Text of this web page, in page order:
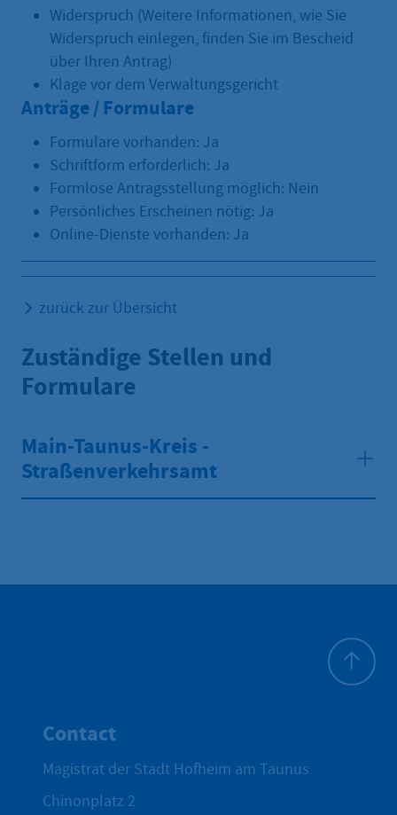
Widerspruch (Weitere Informationen, wie Sie
Widerspruch einlegen, finden Sie im Bescheid
über Ihren Antrag)
Klage vor dem Verwaltungsgericht
Anträge / Formulare
Formulare vorhanden: Ja
Schriftform erforderlich: Ja
Formlose Antragsstellung möglich: Nein
Persönliches Erscheinen nötig: Ja
Online-Dienste vorhanden: Ja
zurück zur Übersicht
Zuständige Stellen und
Formulare
Main-Taunus-Kreis -
Straßenverkehrsamt
Contact
Magistrat der Stadt Hofheim am Taunus
Chinonplatz 2